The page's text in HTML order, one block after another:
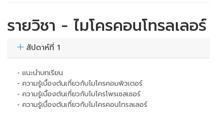
รายวิชา - ไมโครคอนโทรลเลอร์
สัปดาห์ที่ 1
- แนะนำบทเรียน
- ความรู้เบื้องต้นเกี่ยวกับไมโครคอมพิวเตอร์
- ความรู้เบื้องต้นเกี่ยวกับไมโครโพรเซสเซอร์
- ความรู้เบื้องต้นเกี่ยวกับไมโครคอนโทรลเลอร์